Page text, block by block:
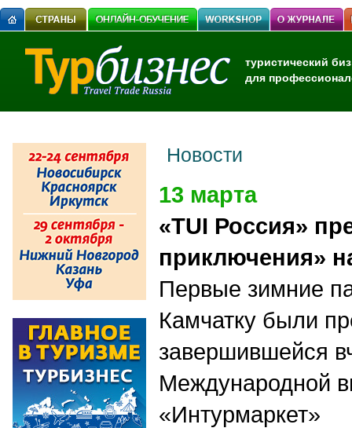
туристический
для
Новости
13 марта
«TUI Россия»
приключения»
Первые зимние
Камчатку были
завершившейся
Международной
«Интурмаркет»